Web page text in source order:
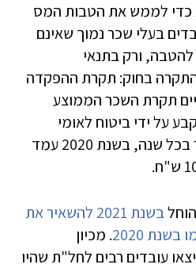
כדי לממש את הטבות המס
בעלי שכר נמוך שאינם
להטבה, ורק בתנאי
בחוק: תקרת ההפקדה
מפעמיים תקרת השכר הממוצע
על ידי ביטוח לאומי
ומתפרסם בראשון לינואר בכל שנה, בשנת 2020 עמד
בשנת 2021 להשאיר את
2020
. מכיון
עובדים רבים לחל"ת שהיו